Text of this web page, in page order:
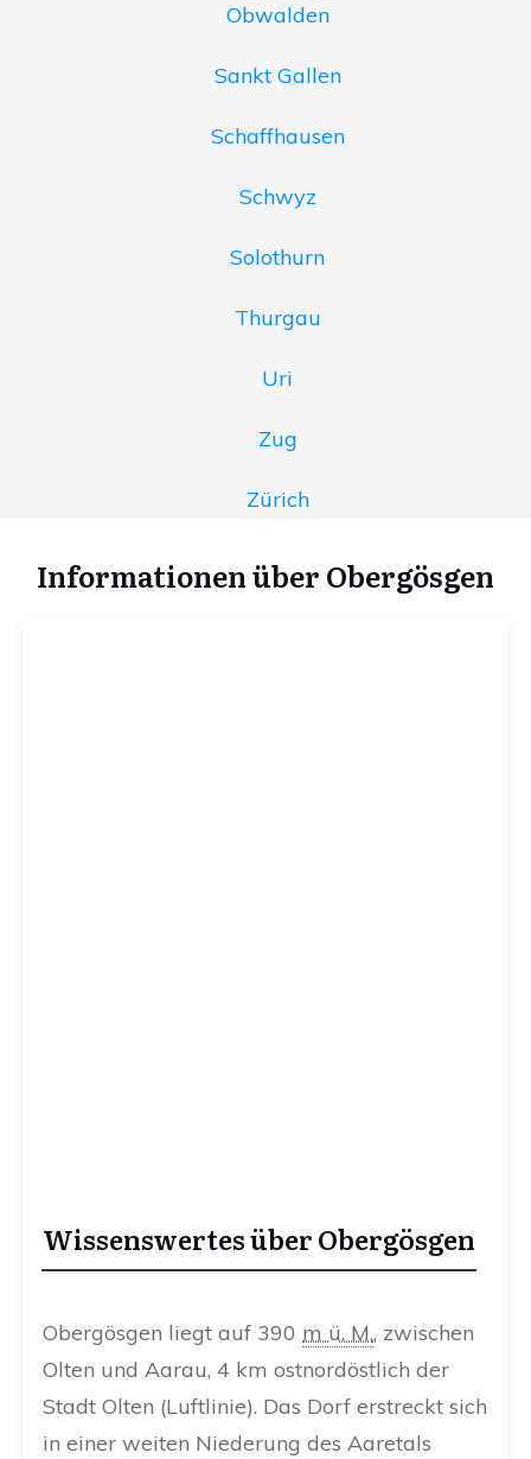
Obwalden
Sankt Gallen
Schaffhausen
Schwyz
Solothurn
Thurgau
Uri
Zug
Zürich
Informationen über Obergösgen
Wissenswertes über Obergösgen
Obergösgen liegt auf 390 m ü. M., zwischen
Olten und Aarau, 4 km ostnordöstlich der
Stadt Olten (Luftlinie). Das Dorf erstreckt sich
in einer weiten Niederung des Aaretals